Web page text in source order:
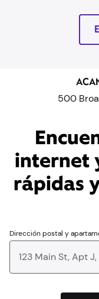
500
internet
rápidas
Dirección postal y